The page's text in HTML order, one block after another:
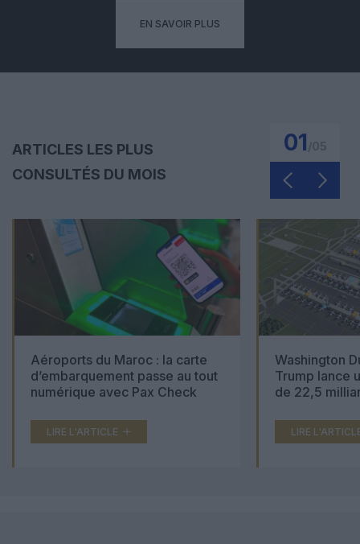
EN SAVOIR PLUS
ARTICLES LES PLUS
CONSULTÉS DU MOIS
01
Aéroports du Maroc : la carte
d’embarquement passe au tout
numérique avec Pax Check
LIRE L'ARTICLE
Washington
Trump lance
de 22,5
LIRE